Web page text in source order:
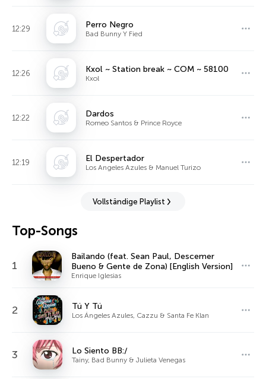
12:29 Perro Negro
Bad Bunny Y Fied
12:26 Kxol ~ Station break ~ COM ~ 58100
Kxol
12:22 Dardos
Romeo Santos & Prince Royce
12:19 El Despertador
Los Angeles Azules & Manuel Turizo
Vollständige Playlist
Top-Songs
1
Bailando (feat. Sean Paul, Descemer
Bueno & Gente de Zona) [English Version]
Enrique Iglesias
2 Tú Y Tú
Los Ángeles Azules, Cazzu & Santa Fe Klan
3 Lo Siento BB:/
Tainy, Bad Bunny & Julieta Venegas